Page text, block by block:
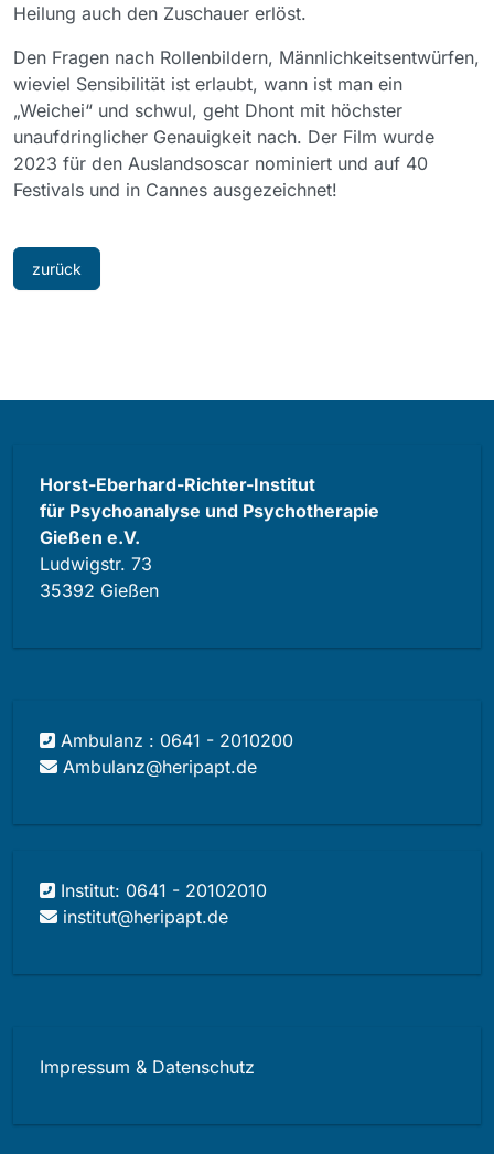
Heilung auch den Zuschauer erlöst.
Den Fragen nach Rollenbildern, Männlichkeitsentwürfen,
wieviel Sensibilität ist erlaubt, wann ist man ein
„Weichei“ und schwul, geht Dhont mit höchster
unaufdringlicher Genauigkeit nach. Der Film wurde
2023 für den Auslandsoscar nominiert und auf 40
Festivals und in Cannes ausgezeichnet!
zurück
Horst-Eberhard-Richter-Institut
für Psychoanalyse und Psychotherapie
Gießen e.V.
Ludwigstr. 73
35392 Gießen
Ambulanz : 0641 - 2010200
Ambulanz@heripapt.de
Institut: 0641 - 20102010
institut@heripapt.de
Impressum & Datenschutz